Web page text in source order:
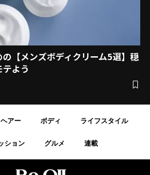
【メンズボディクリーム5選】穏
よう
ヘアー ボディ ライフスタイル
ション グルメ 連載